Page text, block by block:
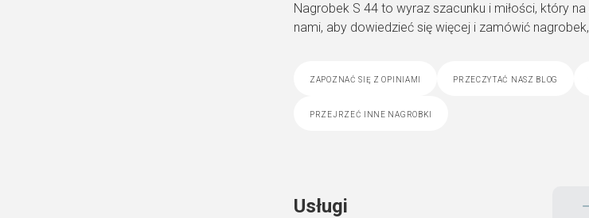
Nagrobek S 44 to wyraz szacunku i miłości, który
nami, aby dowiedzieć się więcej i zamówić
zapoznać się z opiniami przeczytać nasz blog
przejrzeć inne nagrobki
Usługi